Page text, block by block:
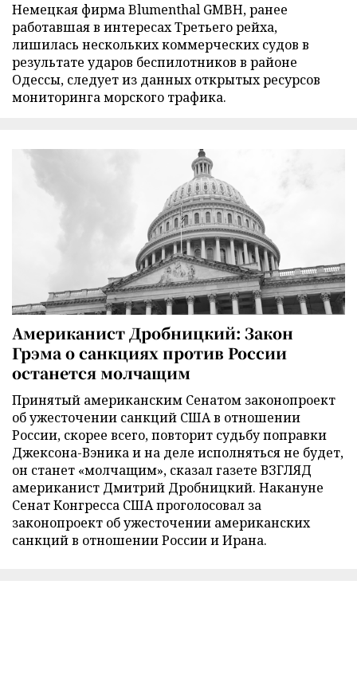
Немецкая фирма Blumenthal GMBH, ранее
работавшая в интересах Третьего рейха,
лишилась нескольких коммерческих судов в
результате ударов беспилотников в районе
Одессы, следует из данных открытых ресурсов
мониторинга морского трафика.
Американист Дробницкий: Закон
Грэма о санкциях против России
останется молчащим
Принятый американским Сенатом законопроект
об ужесточении санкций США в отношении
России, скорее всего, повторит судьбу поправки
Джексона-Вэника и на деле исполняться не будет,
он станет «молчащим», сказал газете ВЗГЛЯД
американист Дмитрий Дробницкий. Накануне
Сенат Конгресса США проголосовал за
законопроект об ужесточении американских
санкций в отношении России и Ирана.